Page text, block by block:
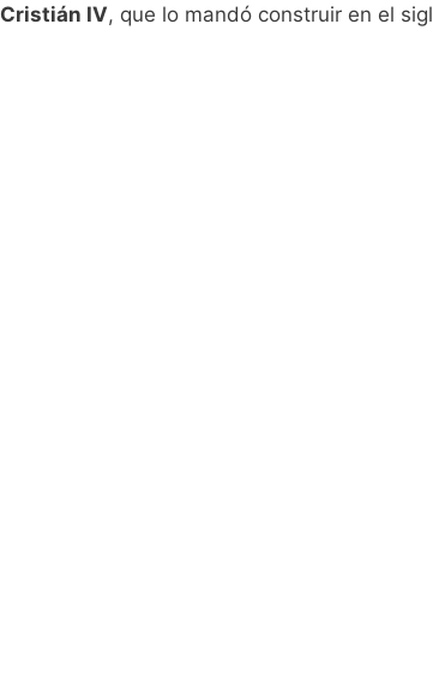
Cristián IV, que lo mandó construir en el